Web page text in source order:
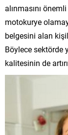
alınmasını
motokurye
belgesini alan
Böylece sektörde
kalitesinin de